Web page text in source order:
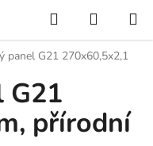
Hledat
KOŠÍK
panel G21 270x60,5x2,1
G21
přírodní